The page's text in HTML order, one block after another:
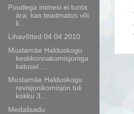
Puudega inimesi ei tunta
ära: kas teadmatus või
li...
Lihavõtted 04 04 2010
Mustamäe Halduskogu
keskkonnakomisjoniga
katusel ...
Mustamäe Halduskogu
revisjonikomisjon tuli
kokku 3...
Medalisadu